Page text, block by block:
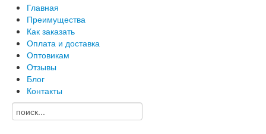
Главная
Преимущества
Как заказать
Оплата и доставка
Оптовикам
Отзывы
Блог
Контакты